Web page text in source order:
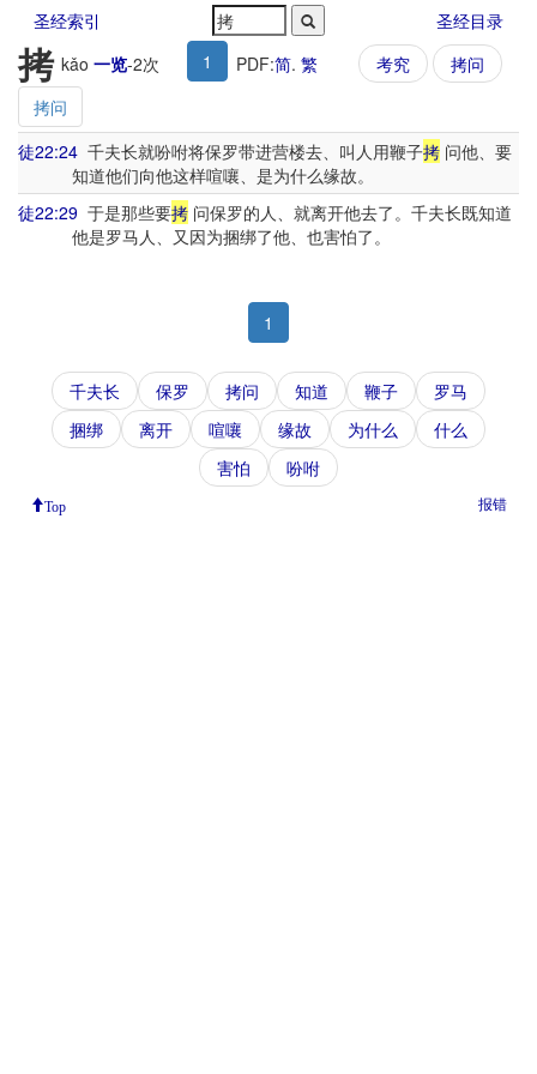
圣经索引 圣经目录
拷 kǎo 一览-2次 1 PDF:简. 繁 考究
拷问
拷问
徒22:24 千夫长就吩咐将保罗带进营楼去、叫人用鞭子拷 问他、要
知道他们向他这样喧嚷、是为什么缘故。
徒22:29 于是那些要拷 问保罗的人、就离开他去了。千夫长既知道
他是罗马人、又因为捆绑了他、也害怕了。
1
千夫长 保罗 拷问 知道 鞭子
罗马
捆绑
离开 喧嚷 缘故 为什么
什么
害怕
吩咐
Top 报错